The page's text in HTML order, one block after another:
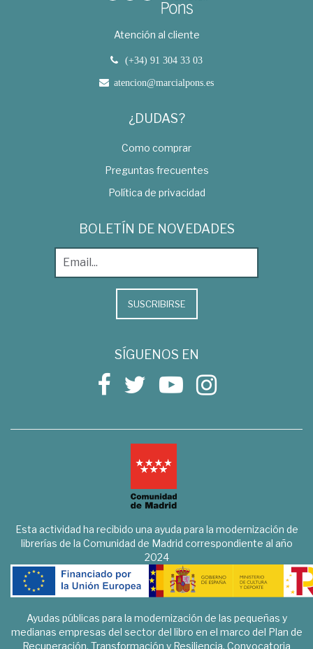
Atención al cliente
(+34) 91 304 33 03
atencion@marcialpons.es
¿DUDAS?
Como comprar
Preguntas frecuentes
Política de privacidad
BOLETÍN DE NOVEDADES
SUSCRIBIRSE
SÍGUENOS EN
Esta actividad ha recibido una ayuda para la modernización de
librerías de la Comunidad de Madrid correspondiente al año
2024
Ayudas públicas para la modernización de las pequeñas y
medianas empresas del sector del libro en el marco del Plan de
Recuperación, Transformación y Resiliencia. Convocatoria